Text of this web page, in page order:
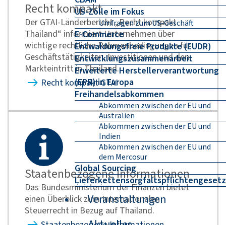
US-Zölle im Fokus
Umfragen zum US-Geschäft
E-Commerce
Entwaldungsfreie Produkte (EUDR)
Entwicklungszusammenarbeit
Erweiterte Herstellerverantwortung
(EPR) in Europa
Freihandelsabkommen
Abkommen zwischen der EU und
Australien
Abkommen zwischen der EU und
Indien
Abkommen zwischen der EU und
dem Mercosur
Global Sourcing
Lieferkettensorgfaltspflichtengesetz
Veranstaltungen
Recht kompakt
Der GTAI-Länderbericht „Recht kompakt
Thailand“ informiert Unternehmen über
wichtige rechtliche Rahmenbedingungen für
Geschäftstätigkeiten, Investitionen und den
Markteintritt in Thailand.
Recht kompakt GTAI
Staatenbezogene Informationen
Das Bundesministerium der Finanzen bietet
einen Überblick zum Internationalen
Steuerrecht in Bezug auf Thailand.